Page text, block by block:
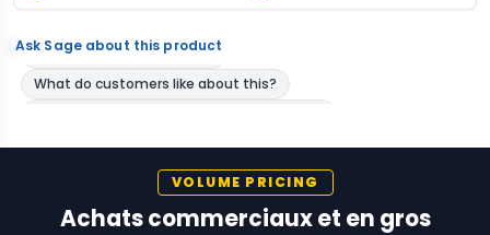
Ask Sage about this product
VOLUME PRICING
Achats commerciaux et en gros